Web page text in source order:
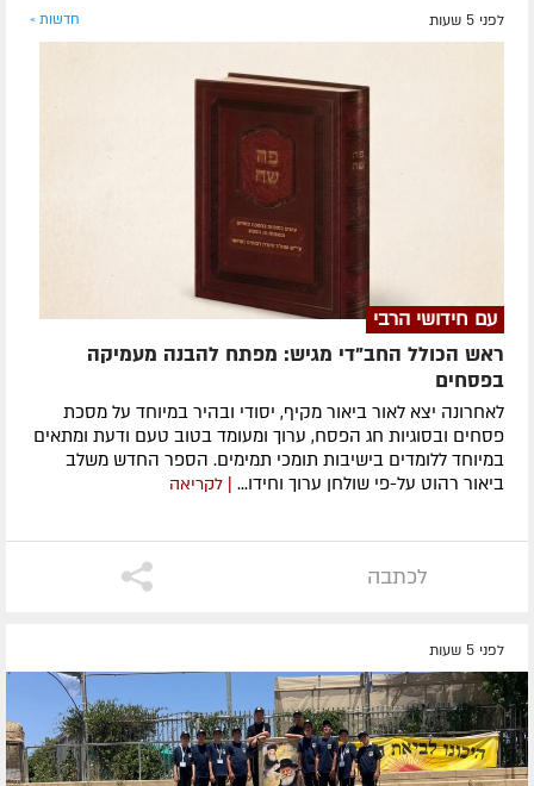
לפני 5 שעות חדשות »
עם חידושי הרבי
ראש הכולל החב"די מגיש: מפתח להבנה מעמיקה
בפסחים
לאחרונה ​יצא לאור ביאור מקיף, יסודי ובהיר במיוחד על מסכת
פסחים ובסוגיות חג הפסח, ערוך ומעומד בטוב טעם ודעת ומתאים
במיוחד ללומדים בישיבות תומכי תמימים. ​הספר החדש משלב
ביאור רהוט על-פי שולחן ערוך וחידו... | לקריאה
לכתבה
לפני 5 שעות